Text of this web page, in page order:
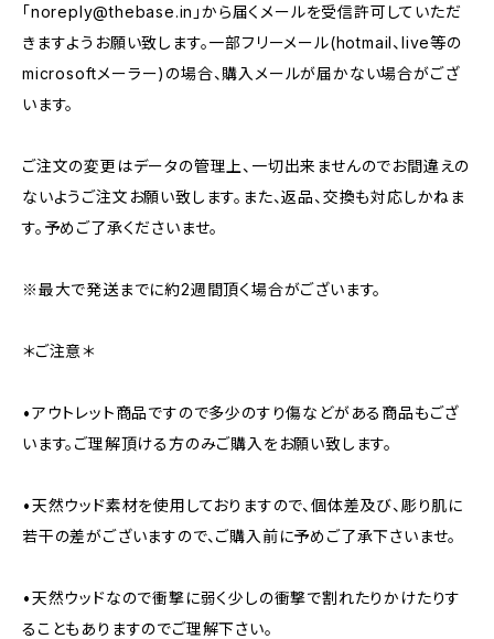
「noreply@thebase.in 」から届くメールを受信許可していただ
きますようお願い致します。一部フリーメール(hotmail、live等の
microsoftメーラー)の場合、購入メールが届かない場合がござ
います。
ご注文の変更はデータの管理上、一切出来ませんのでお間違えの
ないようご注文お願い致します。また、返品、交換も対応しかねま
す。予めご了承くださいませ。
※最大で発送までに約2週間頂く場合がございます。
＊ご注意＊
•アウトレット商品ですので多少のすり傷などがある商品もござ
います。ご理解頂ける方のみご購入をお願い致します。
•天然ウッド素材を使用しておりますので、個体差及び、彫り肌に
若干の差がございますので、ご購入前に予めご了承下さいませ。
•天然ウッドなので衝撃に弱く少しの衝撃で割れたりかけたりす
ることもありますのでご理解下さい。